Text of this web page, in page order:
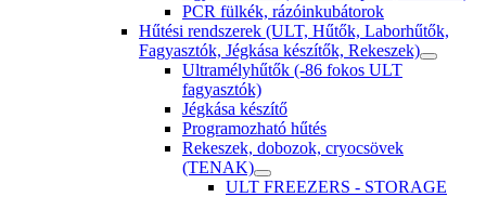
PCR fülkék, rázóinkubátorok
Hűtési rendszerek (ULT, Hűtők, Laborhűtők,
Fagyasztók, Jégkása készítők, Rekeszek)
Ultramélyhűtők (-86 fokos ULT
fagyasztók)
Jégkása készítő
Programozható hűtés
Rekeszek, dobozok, cryocsövek
(TENAK)
ULT FREEZERS - STORAGE